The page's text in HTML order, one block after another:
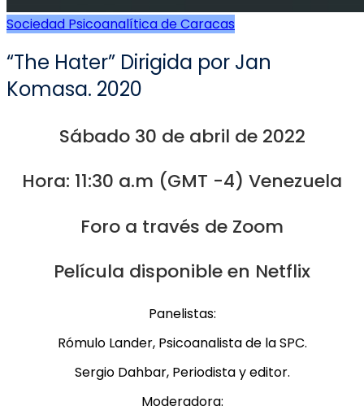
Sociedad Psicoanalítica de Caracas
“The Hater” Dirigida por Jan
Komasa. 2020
Sábado 30 de abril de 2022
Hora: 11:30 a.m (GMT -4) Venezuela
Foro a través de Zoom
Película disponible en Netflix
Panelistas:
Rómulo Lander, Psicoanalista de la SPC.
Sergio Dahbar, Periodista y editor.
Moderadora: